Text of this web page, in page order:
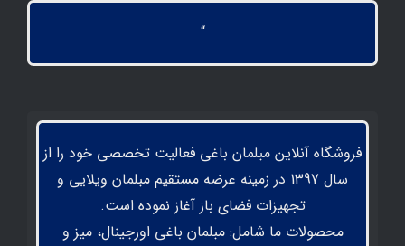
“
فروشگاه آنلاین مبلمان باغی فعالیت تخصصی خود را از
سال 1397 در زمینه عرضه مستقیم مبلمان ویلایی و
تجهیزات فضای باز آغاز نموده است.
محصولات ما شامل: مبلمان باغی اورجینال، میز و